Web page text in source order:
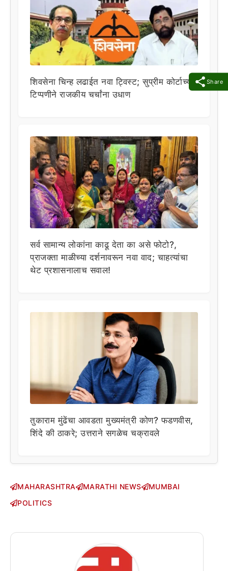
Share
शिवसेना चिन्ह लढाईत नवा ट्विस्ट; सुप्रीम कोर्टाच्या
टिप्पणीने राजकीय चर्चांना उधाण
सर्व सामान्य लोकांना काढू देता का असे फोटो?,
प्राजक्ता माळीच्या दर्शनावरून नवा वाद; चाहत्यांचा
थेट प्रशासनालाच सवाल!
तुकाराम मुंढेंचा आवडता मुख्यमंत्री कोण? फडणवीस,
शिंदे की ठाकरे; उत्तराने सगळेच चक्रावले
MAHARASHTRA MARATHI NEWS
MUMBAI
POLITICS